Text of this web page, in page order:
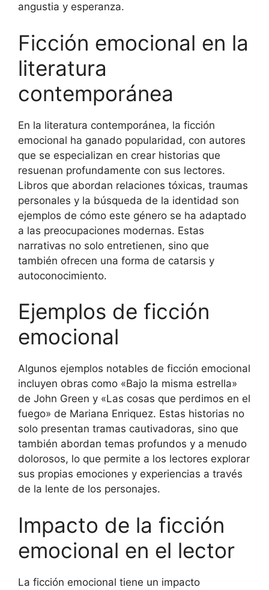
angustia y esperanza.
Ficción emocional en la
literatura
contemporánea
En la literatura contemporánea, la ficción
emocional ha ganado popularidad, con autores
que se especializan en crear historias que
resuenan profundamente con sus lectores.
Libros que abordan relaciones tóxicas, traumas
personales y la búsqueda de la identidad son
ejemplos de cómo este género se ha adaptado
a las preocupaciones modernas. Estas
narrativas no solo entretienen, sino que
también ofrecen una forma de catarsis y
autoconocimiento.
Ejemplos de ficción
emocional
Algunos ejemplos notables de ficción emocional
incluyen obras como «Bajo la misma estrella»
de John Green y «Las cosas que perdimos en el
fuego» de Mariana Enriquez. Estas historias no
solo presentan tramas cautivadoras, sino que
también abordan temas profundos y a menudo
dolorosos, lo que permite a los lectores explorar
sus propias emociones y experiencias a través
de la lente de los personajes.
Impacto de la ficción
emocional en el lector
La ficción emocional tiene un impacto